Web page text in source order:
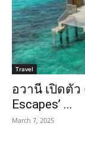
Travel
อวานี เปิดตัว
Escapes’ ...
March 7, 2025